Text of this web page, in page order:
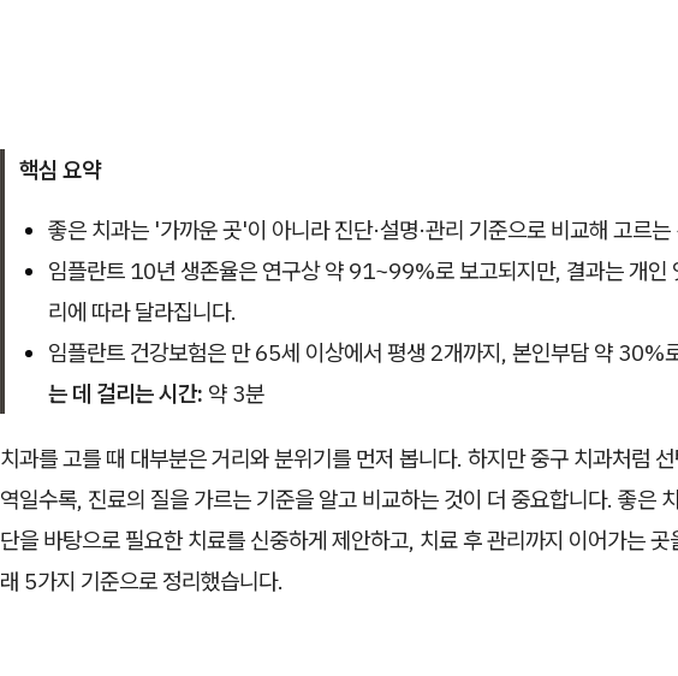
핵심 요약
좋은 치과는 '가까운 곳'이 아니라 진단·설명·관리 기준으로 비교해 고르
임플란트 10년 생존율은 연구상 약 91~99%로 보고되지만, 결과는 개인
리에 따라 달라집니다.
임플란트 건강보험은 만 65세 이상에서 평생 2개까지, 본인부담 약 30%
는 데 걸리는 시간: 약 3분
치과를 고를 때 대부분은 거리와 분위기를 먼저 봅니다. 하지만 중구 치과처럼
역일수록, 진료의 질을 가르는 기준을 알고 비교하는 것이 더 중요합니다. 좋은
단을 바탕으로 필요한 치료를 신중하게 제안하고, 치료 후 관리까지 이어가는
래 5가지 기준으로 정리했습니다.